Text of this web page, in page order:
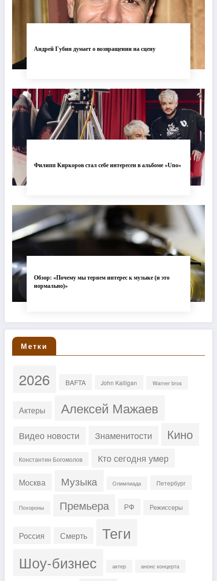
Андрей Губин думает о возвращении на сцену
Филипп Киркоров стал себе интересен в альбоме «Uno»
Обзор: «Почему мы теряем интерес к музыке (и это
нормально)»
Метки
2026 BAFTA John Kalligan Warner bros
Актеры Алексей Мажаев
Видео новости Знаменитости Кино
Константин Богомолов Кто сегодня умер
Москва Музыка Олимпиада Петербург
Похороны Премьера РФ Режиссеры
Россия Смерть Теги
Шоу-бизнес актер анонс концерта